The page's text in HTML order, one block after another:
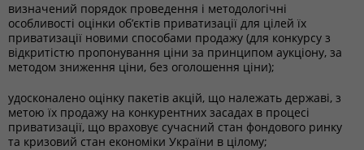
визначений порядок проведення і методологічні
особливості оцінки об’єктів приватизації для цілей їх
приватизації новими способами продажу (для конкурсу з
відкритістю пропонування ціни за принципом аукціону, за
методом зниження ціни, без оголошення ціни);
удосконалено оцінку пакетів акцій, що належать державі, з
метою їх продажу на конкурентних засадах в процесі
приватизації, що враховує сучасний стан фондового ринку
та кризовий стан економіки України в цілому;